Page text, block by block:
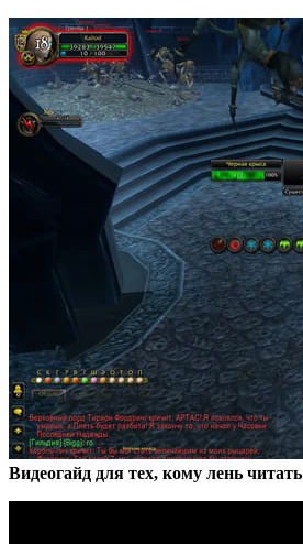
Видеогайд для тех, кому лень читать